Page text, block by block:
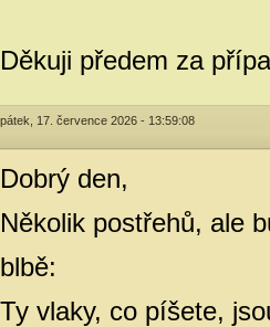
Děkuji předem za
pátek, 17. července 2026 - 13:59:08
Dobrý den,
Několik postřehů, ale
blbě:
Ty vlaky, co píšete,